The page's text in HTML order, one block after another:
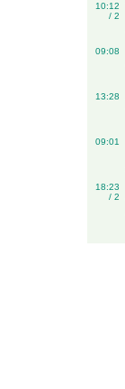
10:12
/ 2
09:08
13:28
09:01
18:23
/ 2